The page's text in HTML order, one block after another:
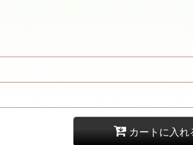
カートに入れ